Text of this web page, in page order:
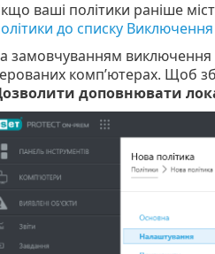
ваші політики раніше
до списку Виключення
замовчуванням виключення
комп’ютерах. Щоб
доповнювати